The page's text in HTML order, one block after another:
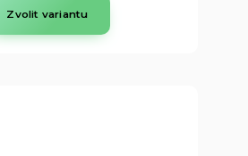
Zvolit variantu